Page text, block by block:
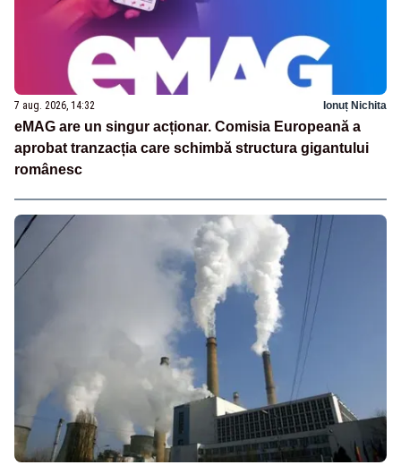
7 aug. 2026, 14:32 Ionuț Nichita
eMAG are un singur acționar. Comisia Europeană a
aprobat tranzacția care schimbă structura gigantului
românesc